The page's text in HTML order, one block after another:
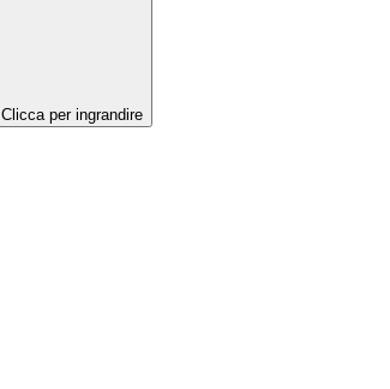
Clicca per ingrandire